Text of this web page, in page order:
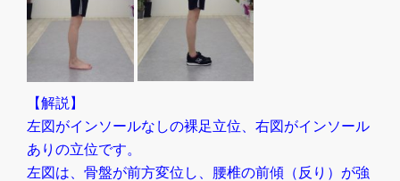
【解説】
左図がインソールなしの裸足立位、右図がインソール
ありの立位です。
左図は、骨盤が前方変位し、腰椎の前傾（反り）が強